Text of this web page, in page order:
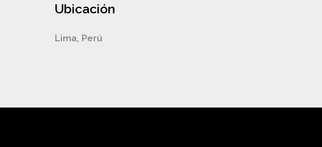
Ubicación
Lima, Perú